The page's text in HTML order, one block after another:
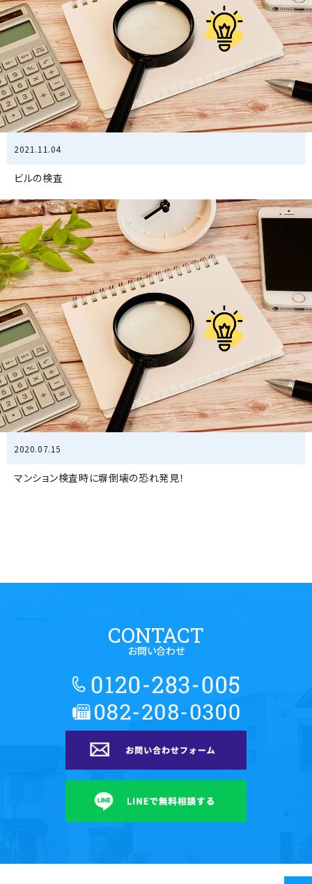
2021.11.04
ビルの検査
2020.07.15
マンション検査時に塀倒壊の恐れ発見！
CONTACT
お問い合わせ